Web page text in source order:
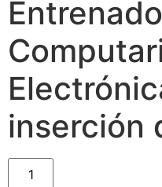
inserción